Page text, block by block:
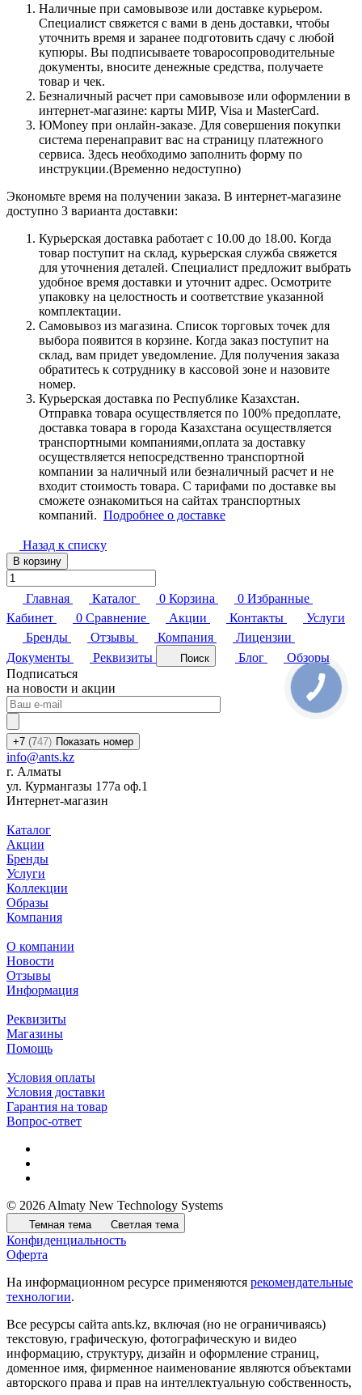
Наличные при самовывозе или доставке курьером.
Специалист свяжется с вами в день доставки, чтобы
уточнить время и заранее подготовить сдачу с любой
купюры. Вы подписываете товаросопроводительные
документы, вносите денежные средства, получаете
товар и чек.
Безналичный расчет при самовывозе или оформлении в
интернет-магазине: карты МИР, Visa и MasterCard.
ЮMoney при онлайн-заказе. Для совершения покупки
система перенаправит вас на страницу платежного
сервиса. Здесь необходимо заполнить форму по
инструкции.(Временно недоступно)
Экономьте время на получении заказа. В интернет-магазине
доступно 3 варианта доставки:
Курьерская доставка работает с 10.00 до 18.00. Когда
товар поступит на склад, курьерская служба свяжется
для уточнения деталей. Специалист предложит выбрать
удобное время доставки и уточнит адрес. Осмотрите
упаковку на целостность и соответствие указанной
комплектации.
Самовывоз из магазина. Список торговых точек для
выбора появится в корзине. Когда заказ поступит на
склад, вам придет уведомление. Для получения заказа
обратитесь к сотруднику в кассовой зоне и назовите
номер.
Курьерская доставка по Республике Казахстан.
Отправка товара осуществляется по 100% предоплате,
доставка товара в города Казахстана осуществляется
транспортными компаниями,оплата за доставку
осуществляется непосредственно транспортной
компании за наличный или безналичный расчет и не
входит стоимость товара. С тарифами по доставке вы
сможете ознакомиться на сайтах транспортных
компаний. Подробнее о доставке
Назад к списку
В корзину
Главная Каталог 0 Корзина 0 Избранные
Кабинет
0 Сравнение Акции Контакты
Услуги
Бренды
Отзывы Компания
Лицензии
Документы
Реквизиты Поиск Блог
Обзоры
Подписаться
на новости и акции
+7 (747) Показать номер
info@ants.kz
г. Алматы
ул. Курмангазы 177а оф.1
Интернет-магазин
Каталог
Акции
Бренды
Услуги
Коллекции
Образы
Компания
О компании
Новости
Отзывы
Информация
Реквизиты
Магазины
Помощь
Условия оплаты
Условия доставки
Гарантия на товар
Вопрос-ответ
© 2026 Almaty New Technology Systems
Темная тема Светлая тема
Конфиденциальность
Оферта
На информационном ресурсе применяются рекомендательные
технологии.
Все ресурсы сайта ants.kz, включая (но не ограничиваясь)
текстовую, графическую, фотографическую и видео
информацию, структуру, дизайн и оформление страниц,
доменное имя, фирменное наименование являются объектами
авторского права и прав на интеллектуальную собственность,